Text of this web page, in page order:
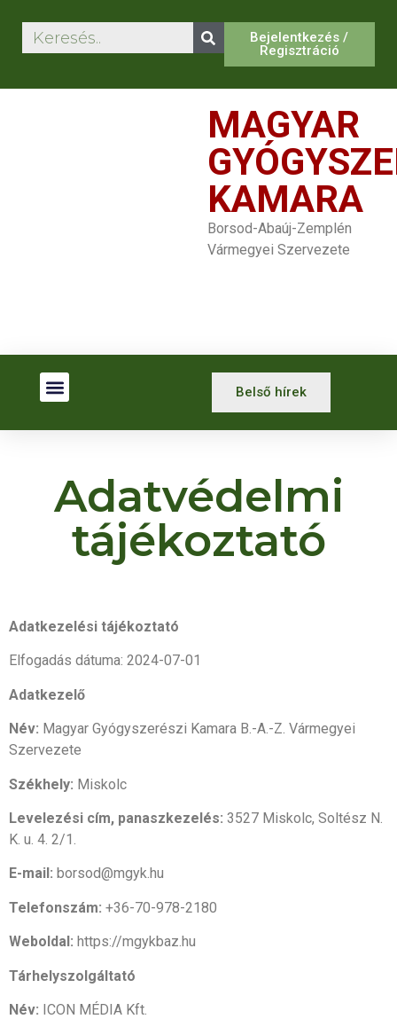
Bejelentkezés /
Regisztráció
MAGYAR
KAMARA
Borsod-Abaúj-Zemplén
Vármegyei Szervezete
Belső hírek
Adatvédelmi
tájékoztató
Adatkezelési tájékoztató
Elfogadás dátuma: 2024-07-01
Adatkezelő
Név: Magyar Gyógyszerészi Kamara B.-A.-Z. Vármegyei
Szervezete
Székhely: Miskolc
Levelezési cím, panaszkezelés: 3527 Miskolc, Soltész N.
K. u. 4. 2/1.
E-mail: borsod@mgyk.hu
Telefonszám: +36-70-978-2180
Weboldal: https://mgykbaz.hu
Tárhelyszolgáltató
Név: ICON MÉDIA Kft.